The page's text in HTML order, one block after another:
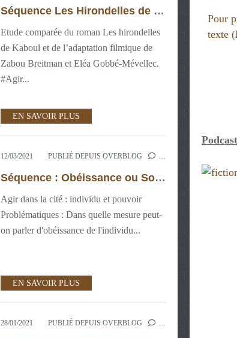
Séquence Les Hirondelles de Kaboul de Yasmina Khadra, Oeuvre Intégrale et adaptation filmique de Zabou Breitman
Etude comparée du roman Les hirondelles
de Kaboul et de l’adaptation filmique de
Zabou Breitman et Eléa Gobbé-Mévellec.
#Agir...
EN SAVOIR PLUS
,MAÎTRISE DE LA LANGUE 3ÈME
12/03/2021 PUBLIÉ DEPUIS OVERBLOG …
Séquence : Obéissance ou Soumission ?
Agir dans la cité : individu et pouvoir
Problématiques : Dans quelle mesure peut-
on parler d'obéissance de l'individu...
EN SAVOIR PLUS
,PARCOURS PEAC,ORAL
28/01/2021 PUBLIÉ DEPUIS OVERBLOG …
Pour
texte